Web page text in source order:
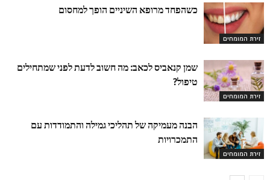
זירת המומחים
כשהפחד מרופא השיניים הופך למחסום
זירת המומחים
שמן קנאביס לכאב: מה חשוב לדעת לפני שמתחילים
טיפול?
זירת המומחים
הבנה מעמיקה של תהליכי גמילה והתמודדות עם
התמכרויות